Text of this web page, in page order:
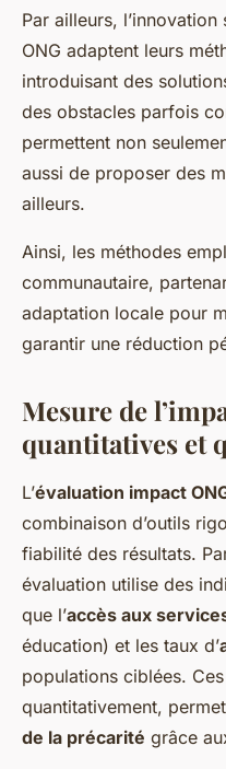
Par ailleurs,
ONG adaptent leurs
introduisant des
des obstacles parfois
permettent non
aussi de proposer des
ailleurs.
Ainsi, les méthodes
communautaire,
adaptation locale pour
garantir une réduction
Mesure de
quantitatives et
L’évaluation impact
combinaison d’outils
fiabilité des résultats.
évaluation utilise des
que l’accès aux
éducation) et les taux d’
populations ciblées.
quantitativement,
de la précarité grâce